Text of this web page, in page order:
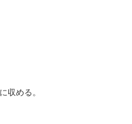
収める。